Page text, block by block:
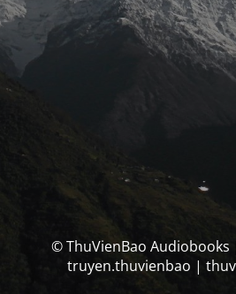
© ThuVienBao
truyen.thuvienbao |